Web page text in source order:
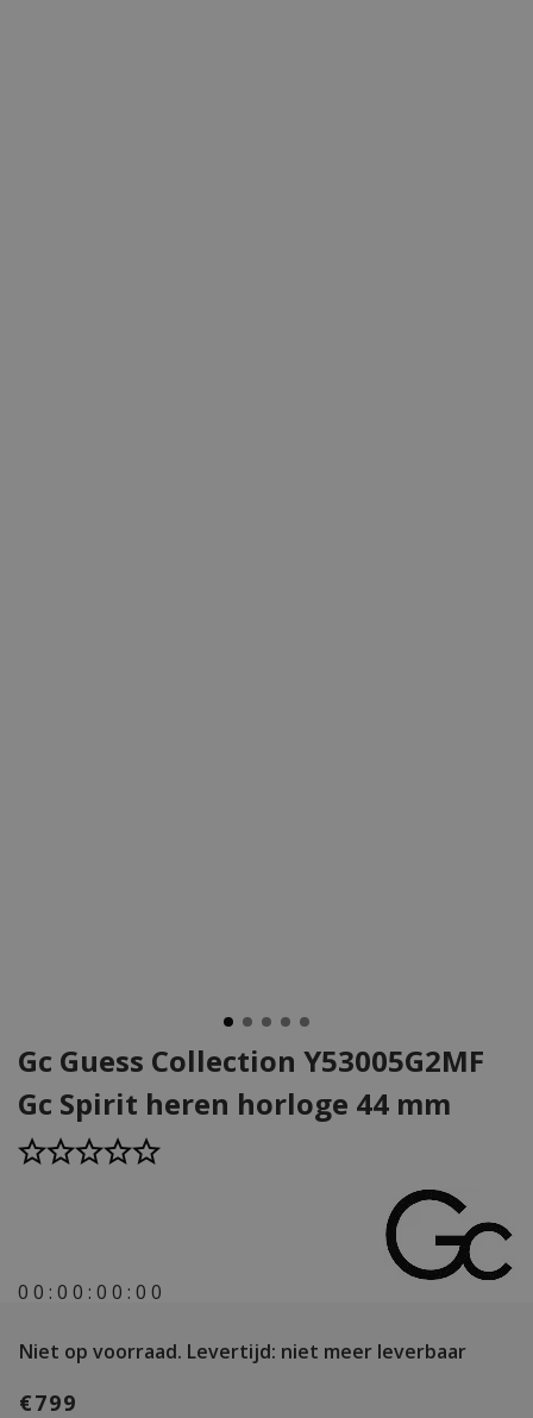
Gc Guess Collection Y53005G2MF
Gc Spirit heren horloge 44 mm
0 0 : 0 0 : 0 0 : 0 0
Niet op voorraad. Levertijd: niet meer leverbaar
€799